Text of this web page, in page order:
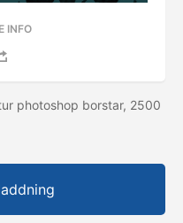
INFO
photoshop borstar, 2500